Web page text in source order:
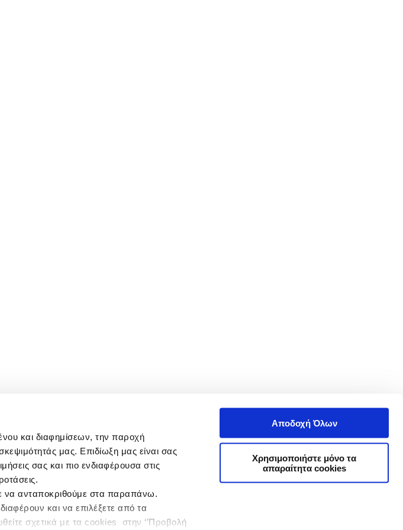
και διαφημίσεων, την παροχή
μας. Επιδίωξη μας είναι σας
σας και πιο ενδιαφέρουσα στις
να ανταποκριθούμε στα παραπάνω.
και να επιλέξετε από τα
σχετικά με τα cookies στην ‘’Προβολή
Αποδοχή Όλων
Χρησιμοποιήστε μόνο τα
απαραίτητα cookies